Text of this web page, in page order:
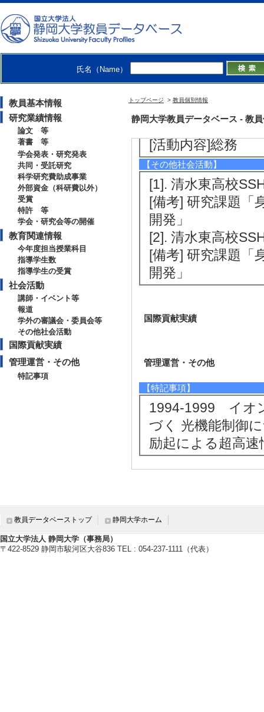
氏名（Name）
教員基本情報
研究業績情報
論文 等
著書 等
学会発表・研究発表
共同・受託研究
科学研究費助成事業
外部資金（科研費以外）
受賞
特許 等
学会・研究会等の開催
教育関連情報
今年度担当授業科目
指導学生数
指導学生の受賞
社会活動
講師・イベント等
報道
学外の審議会・委員会等
その他社会活動
国際貢献実績
管理運営・その他
特記事項
トップページ > 教員個別情報
静岡大学教員データベース - 教
分子学会東海支部
[活動内容]運営幹事
[2]. 幹事 （2009
[活動内容]理科啓
[4]. 事務局 （
[活動内容]総務
【その他社会活動】
[1]. 清水東高校
[備考] 研究課題「
開発」
[2]. 清水東高校
[備考] 研究課題「
開発」
国際貢献実績
管理運営・その他
【特記事項】
1994-1999 イオ
づく 光機能制御
励起による超高
教員データベーストップ 静岡大学ホーム
国立大学法人 静岡大学（事務局）
〒422-8529 静岡市駿河区大谷836 TEL : 054-237-1111（代表）